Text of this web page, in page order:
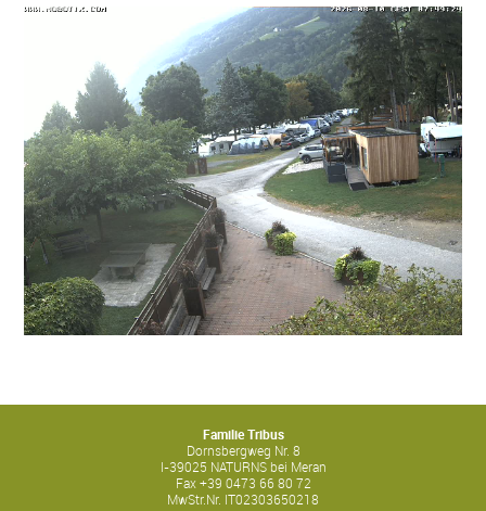
Familie Tribus
Dornsbergweg Nr. 8
I-39025 NATURNS bei Meran
Fax+39 0473 66 80 72
MwStr.Nr. IT02303650218